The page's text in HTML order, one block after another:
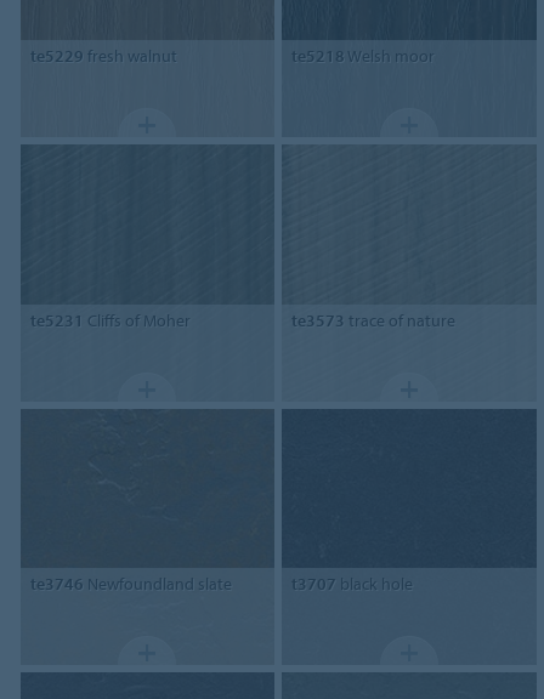
te5229 fresh walnut te5218 Welsh moor
te5231 Cliffs of Moher te3573 trace of nature
te3746 Newfoundland slate t3707 black hole